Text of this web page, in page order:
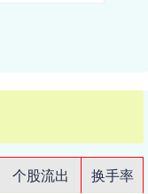
个股流出
换手率